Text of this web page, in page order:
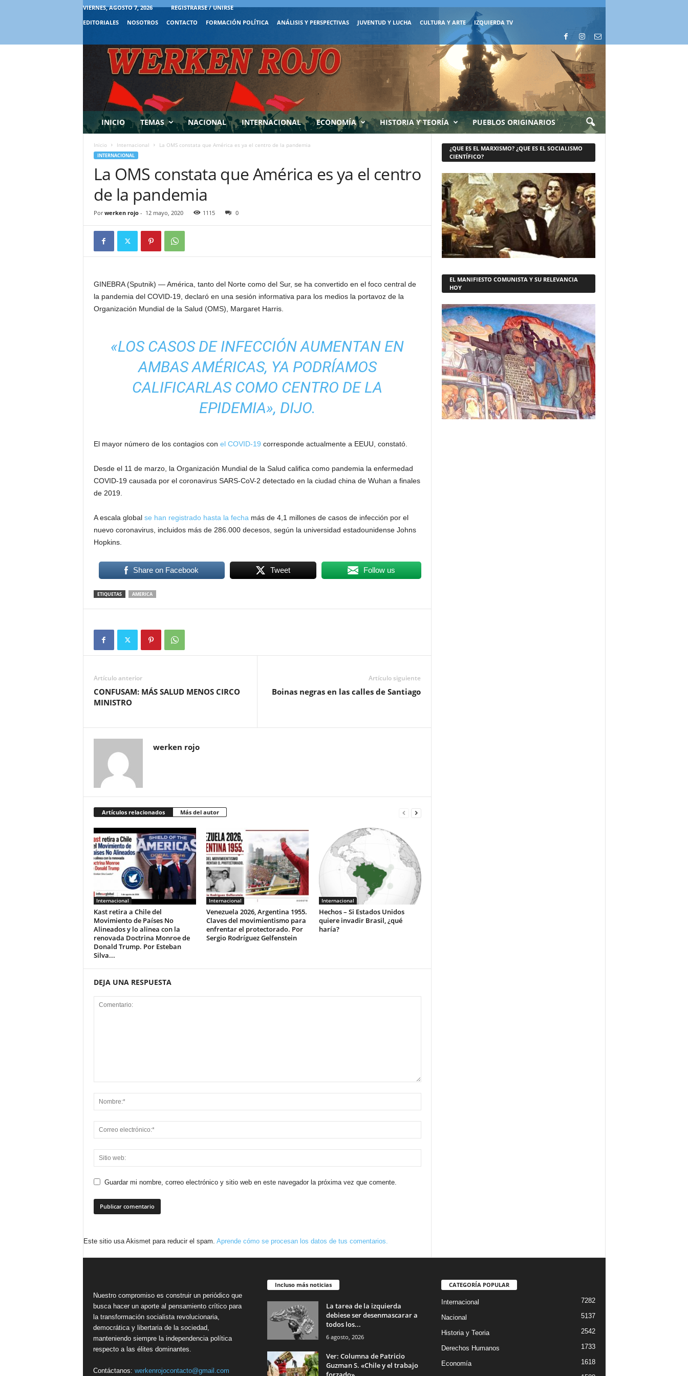
VIERNES, AGOSTO 7, 2026
REGISTRARSE / UNIRSE
EDITORIALES
NOSOTROS CONTACTO FORMACIÓN POLÍTICA ANÁLISIS Y PERSPECTIVAS JUVENTUD Y LUCHA CULTURA Y ARTE IZQUIERDA TV
INICIO TEMAS NACIONAL INTERNACIONAL ECONOMÍA HISTORIA Y TEORÍA PUEBLOS ORIGINARIOS
Inicio Internacional La OMS constata que América es ya el centro de la pandemia
INTERNACIONAL
La OMS constata que América es ya el centro
de la pandemia
Por werken rojo- 12 mayo, 2020 1115 0
GINEBRA (Sputnik) — América, tanto del Norte como del Sur, se ha convertido en el foco central de
la pandemia del COVID-19, declaró en una sesión informativa para los medios la portavoz de la
Organización Mundial de la Salud (OMS), Margaret Harris.
«LOS CASOS DE INFECCIÓN AUMENTAN EN
AMBAS AMÉRICAS, YA PODRÍAMOS
CALIFICARLAS COMO CENTRO DE LA
EPIDEMIA», DIJO.
El mayor número de los contagios con el COVID-19 corresponde actualmente a EEUU, constató.
Desde el 11 de marzo, la Organización Mundial de la Salud califica como pandemia la enfermedad
COVID-19 causada por el coronavirus SARS-CoV-2 detectado en la ciudad china de Wuhan a finales
de 2019.
A escala global se han registrado hasta la fecha más de 4,1 millones de casos de infección por el
nuevo coronavirus, incluidos más de 286.000 decesos, según la universidad estadounidense Johns
Hopkins.
Share on Facebook Tweet Follow us
ETIQUETAS AMERICA
Artículo anterior
CONFUSAM: MÁS SALUD MENOS CIRCO
MINISTRO
Artículo siguiente
Boinas negras en las calles de Santiago
werken rojo
Artículos relacionados Más del autor
Internacional
Kast retira a Chile del
Movimiento de Países No
Alineados y lo alinea con la
renovada Doctrina Monroe de
Donald Trump. Por Esteban
Silva...
Internacional
Venezuela 2026, Argentina 1955.
Claves del movimientismo para
enfrentar el protectorado. Por
Sergio Rodríguez Gelfenstein
Internacional
Hechos – Si Estados Unidos
quiere invadir Brasil, ¿qué
haría?
DEJA UNA RESPUESTA
Guardar mi nombre, correo electrónico y sitio web en este navegador la próxima vez que comente.
Este sitio usa Akismet para reducir el spam. Aprende cómo se procesan los datos de tus comentarios.
¿QUE ES EL MARXISMO? ¿QUE ES EL SOCIALISMO
CIENTÍFICO?
EL MANIFIESTO COMUNISTA Y SU RELEVANCIA
HOY
Nuestro compromiso es construir un periódico que
busca hacer un aporte al pensamiento crítico para
la transformación socialista revolucionaria,
democrática y libertaria de la sociedad,
manteniendo siempre la independencia política
respecto a las élites dominantes.
Contáctanos: werkenrojocontacto@gmail.com
Incluso más noticias
La tarea de la izquierda
debiese ser desenmascarar a
todos los...
6 agosto, 2026
Ver: Columna de Patricio
Guzman S. «Chile y el trabajo
CATEGORÍA POPULAR
Internacional 7282
Nacional 5137
Historia y Teoria 2542
Derechos Humanos 1733
Economía 1618